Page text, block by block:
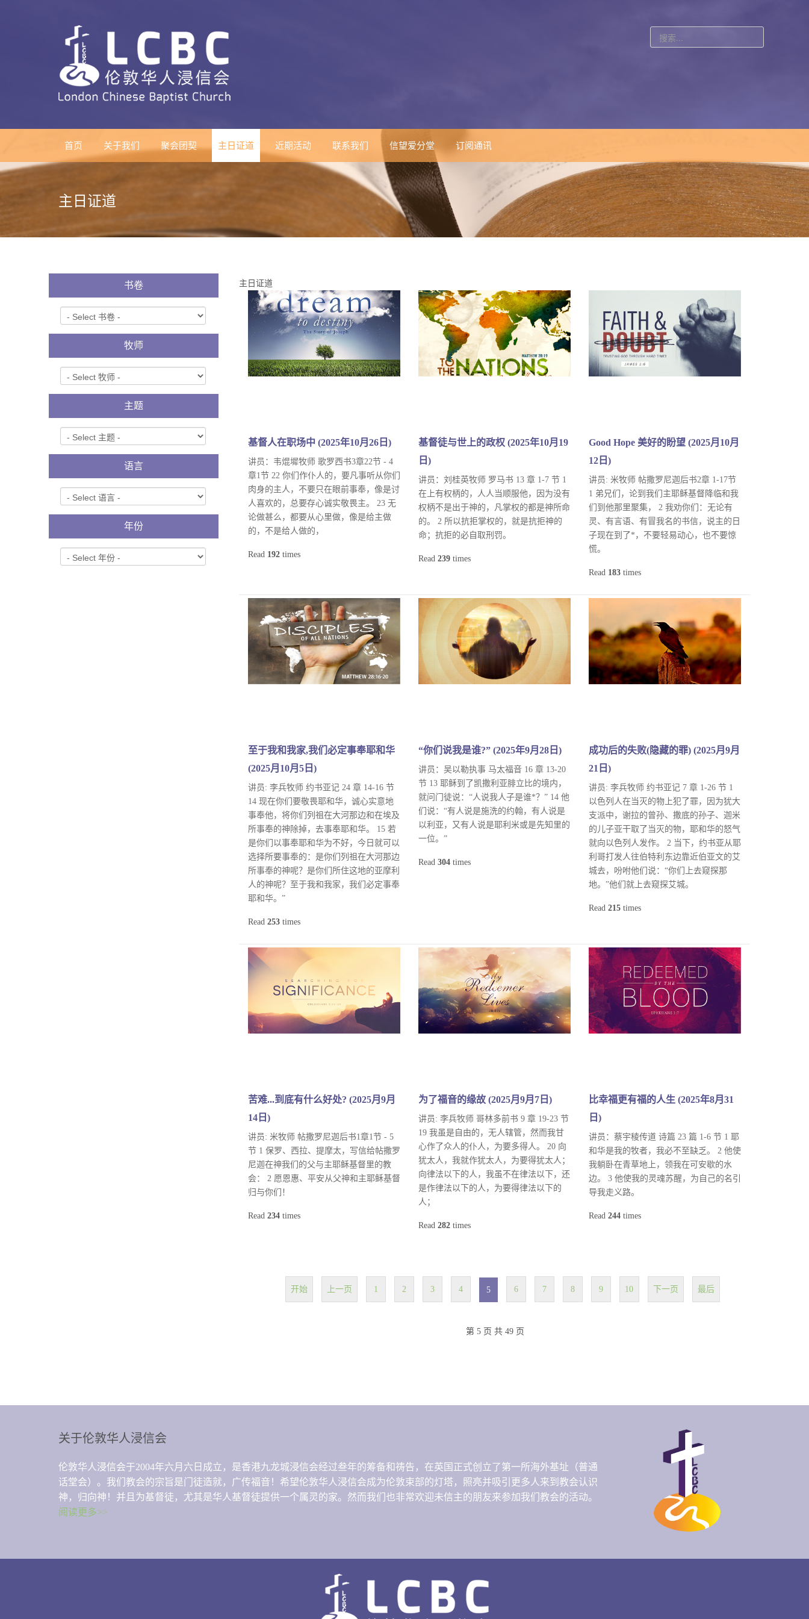
内
首页 关于我们 聚会团契 主日证道 近期活动 联系我们 信望爱分堂 订阅通讯
主日证道
书卷
牧师
主题
语言
年份
主日证道
基督人在职场中 (2025年10月26日)
讲员：韦焜墀牧师 歌罗西书3章22节 - 4
章1节 22 你们作仆人的，要凡事听从你们
肉身的主人，不要只在眼前事奉，像是讨
人喜欢的，总要存心诚实敬畏主。 23 无
论做甚么，都要从心里做，像是给主做
的，不是给人做的，
Read 192 times
基督徒与世上的政权 (2025年10月19
日)
讲员：刘桂英牧师 罗马书 13 章 1-7 节 1
在上有权柄的，人人当顺服他，因为没有
权柄不是出于神的，凡掌权的都是神所命
的。 2 所以抗拒掌权的，就是抗拒神的
命；抗拒的必自取刑罚。
Read239 times
Good Hope 美好的盼望 (2025月10月
12日)
讲员: 米牧师 帖撒罗尼迦后书2章 1-17节
1 弟兄们，论到我们主耶稣基督降临和我
们到他那里聚集， 2 我劝你们：无论有
灵、有言语、有冒我名的书信，说主的日
子现在到了*，不要轻易动心，也不要惊
慌。
Read 183 times
至于我和我家,我们必定事奉耶和华
(2025月10月5日)
讲员: 李兵牧师 约书亚记 24 章 14-16 节
14 现在你们要敬畏耶和华，诚心实意地
事奉他，将你们列祖在大河那边和在埃及
所事奉的神除掉，去事奉耶和华。 15 若
是你们以事奉耶和华为不好，今日就可以
选择所要事奉的：是你们列祖在大河那边
所事奉的神呢？是你们所住这地的亚摩利
人的神呢？至于我和我家，我们必定事奉
耶和华。”
Read 253 times
“你们说我是谁?” (2025年9月28日)
讲员：吴以勒执事 马太福音 16 章 13-20
节 13 耶稣到了凯撒利亚腓立比的境内，
就问门徒说：“人说我人子是谁*？” 14 他
们说：“有人说是施洗的约翰，有人说是
以利亚，又有人说是耶利米或是先知里的
一位。”
Read304 times
成功后的失败(隐藏的罪) (2025月9月
21日)
讲员: 李兵牧师 约书亚记 7 章 1-26 节 1
以色列人在当灭的物上犯了罪，因为犹大
支派中，谢拉的曾孙、撒底的孙子、迦米
的儿子亚干取了当灭的物，耶和华的怒气
就向以色列人发作。 2 当下，约书亚从耶
利哥打发人往伯特利东边靠近伯亚文的艾
城去，吩咐他们说：“你们上去窥探那
地。”他们就上去窥探艾城。
Read215 times
苦难...到底有什么好处? (2025月9月
14日)
讲员: 米牧师 帖撒罗尼迦后书1章1节 - 5
节 1 保罗、西拉、提摩太，写信给帖撒罗
尼迦在神我们的父与主耶稣基督里的教
会： 2 愿恩惠、平安从父神和主耶稣基督
归与你们！
Read 234 times
为了福音的缘故 (2025月9月7日)
讲员: 李兵牧师 哥林多前书 9 章 19-23 节
19 我虽是自由的，无人辖管，然而我甘
心作了众人的仆人，为要多得人。 20 向
犹太人，我就作犹太人，为要得犹太人；
向律法以下的人，我虽不在律法以下，还
是作律法以下的人，为要得律法以下的
人；
Read282 times
比幸福更有福的人生 (2025年8月31
日)
讲员：蔡宇稜传道 诗篇 23 篇 1-6 节 1 耶
和华是我的牧者，我必不至缺乏。 2 他使
我躺卧在青草地上，领我在可安歇的水
边。 3 他使我的灵魂苏醒，为自己的名引
导我走义路。
Read244 times
开始 上一页 1 2 3 4 5 6 7 8 9 10 下一页 最后
第 5 页 共 49 页
关于伦敦华人浸信会
伦敦华人浸信会于2004年六月六日成立，是香港九龙城浸信会经过叁年的筹备和祷告，在英国正式创立了第一所海外基址（普通
话堂会）。我们教会的宗旨是门徒造就，广传福音！希望伦敦华人浸信会成为伦敦束部的灯塔，照亮并吸引更多人来到教会认识
神，归向神！并且为基督徒，尤其是华人基督徒提供一个属灵的家。然而我们也非常欢迎未信主的朋友来参加我们教会的活动。
阅读更多>>